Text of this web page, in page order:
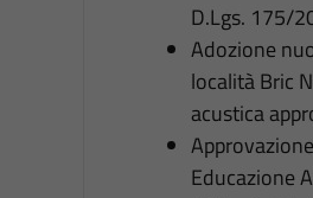
D.Lgs. 175/
Adozione
località Bric
acustica
Educazione